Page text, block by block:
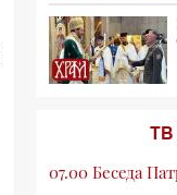
ТВ
07.00 Беседа